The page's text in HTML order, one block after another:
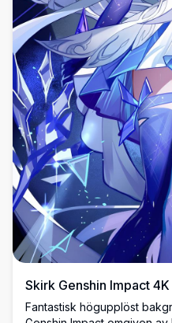
Skirk Genshin Impact
Fantastisk högupplöst